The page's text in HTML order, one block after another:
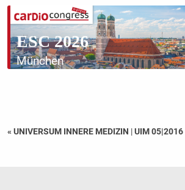
ESC 2026
München
« UNIVERSUM INNERE MEDIZIN |UIM 05|2016